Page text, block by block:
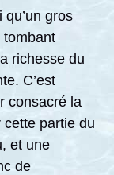
gros
tombant
richesse du
C’est
consacré la
partie du
et une
de